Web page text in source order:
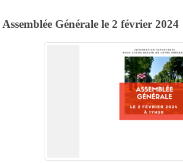
Assemblée Générale le 2 février 2024